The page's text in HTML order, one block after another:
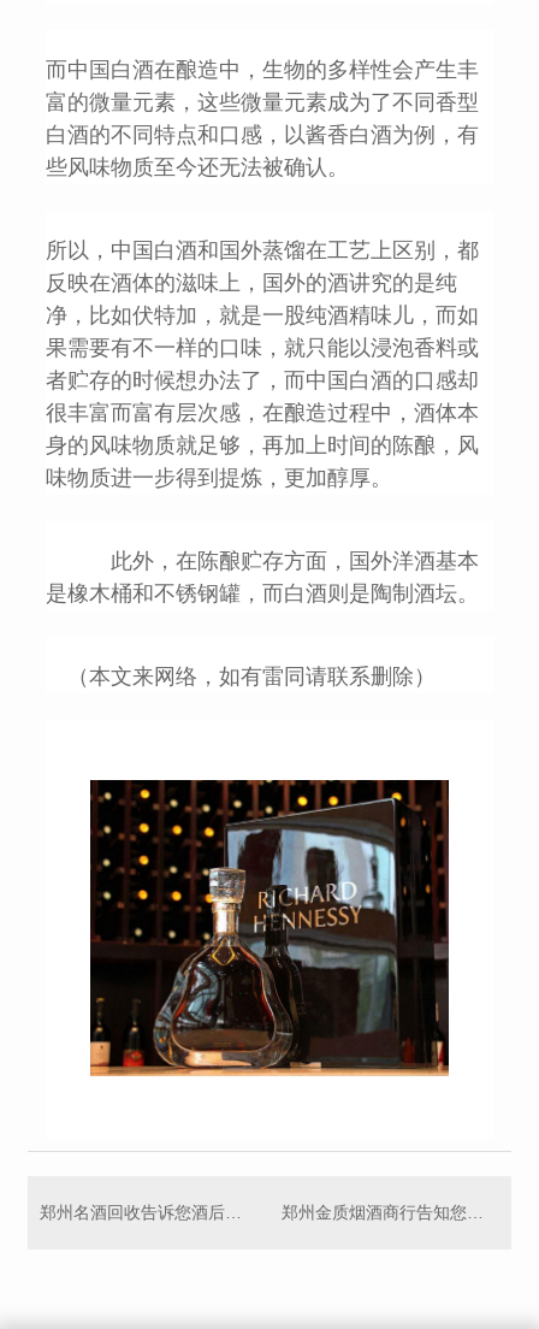
而中国白酒在酿造中，生物的多样性会产生丰
富的微量元素，这些微量元素成为了不同香型
白酒的不同特点和口感，以酱香白酒为例，有
些风味物质至今还无法被确认。
所以，中国白酒和国外蒸馏在工艺上区别，都
反映在酒体的滋味上，国外的酒讲究的是纯
净，比如伏特加，就是一股纯酒精味儿，而如
果需要有不一样的口味，就只能以浸泡香料或
者贮存的时候想办法了，而中国白酒的口感却
很丰富而富有层次感，在酿造过程中，酒体本
身的风味物质就足够，再加上时间的陈酿，风
味物质进一步得到提炼，更加醇厚。
此外，在陈酿贮存方面，国外洋酒基本
是橡木桶和不锈钢罐，而白酒则是陶制酒坛。
（本文来网络，如有雷同请联系删除）